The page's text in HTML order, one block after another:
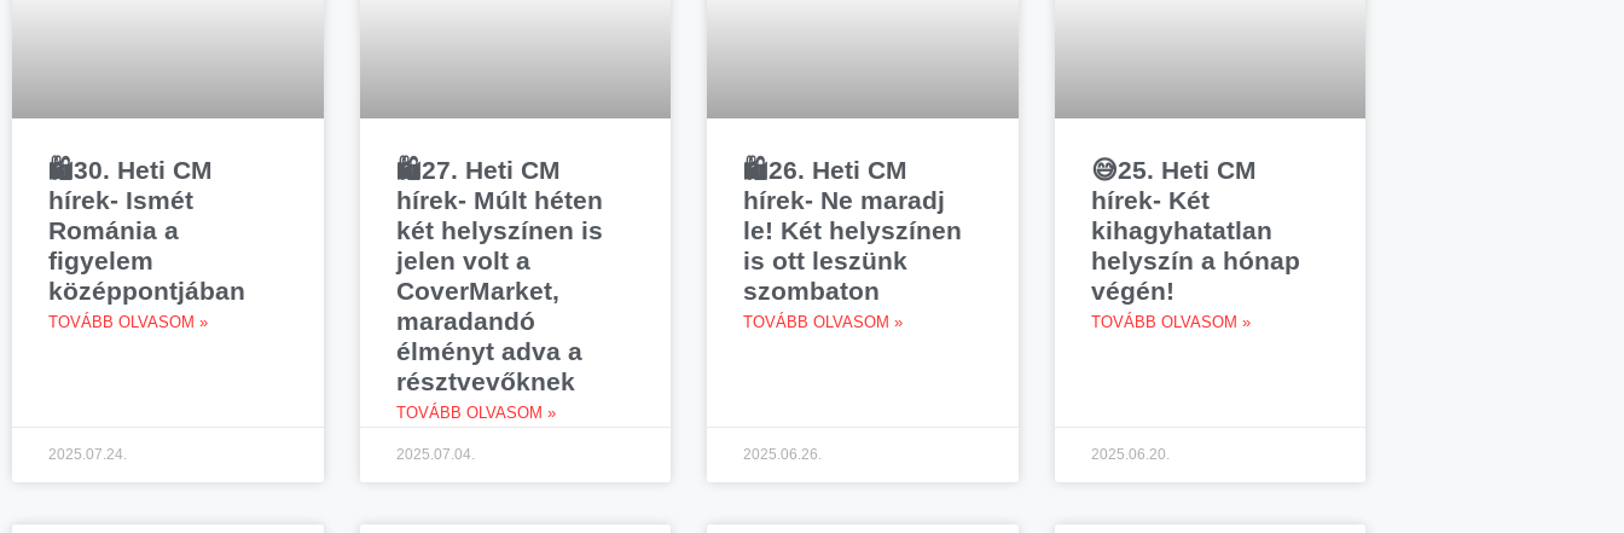
🛍️30. Heti CM
hírek- Ismét
Románia a
figyelem
középpontjában
TOVÁBB OLVASOM »
2025.07.24.
🛍️27. Heti CM
hírek- Múlt héten
két helyszínen is
jelen volt a
CoverMarket,
maradandó
élményt adva a
résztvevőknek
TOVÁBB OLVASOM »
2025.07.04.
🛍️26. Heti CM
hírek- Ne maradj
le! Két helyszínen
is ott leszünk
szombaton
TOVÁBB OLVASOM »
2025.06.26.
😅25. Heti CM
hírek- Két
kihagyhatatlan
helyszín a hónap
végén!
TOVÁBB OLVASOM »
2025.06.20.